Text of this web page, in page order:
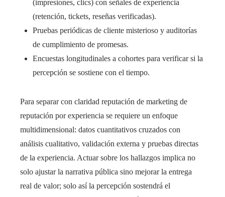
(impresiones, clics) con señales de experiencia
(retención, tickets, reseñas verificadas).
Pruebas periódicas de cliente misterioso y auditorías
de cumplimiento de promesas.
Encuestas longitudinales a cohortes para verificar si la
percepción se sostiene con el tiempo.
Para separar con claridad reputación de marketing de
reputación por experiencia se requiere un enfoque
multidimensional: datos cuantitativos cruzados con
análisis cualitativo, validación externa y pruebas directas
de la experiencia. Actuar sobre los hallazgos implica no
solo ajustar la narrativa pública sino mejorar la entrega
real de valor; solo así la percepción sostendrá el